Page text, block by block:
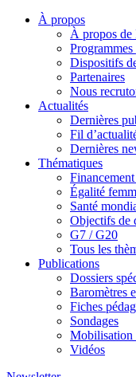
À propos
À propos de
Programmes
Dispositifs
Partenaires
Nous
Actualités
Dernières
Fil
Dernières
Thématiques
Égalité
Santé
Objectifs de
G7 / G20
Tous les
Publications
Dossiers
Baromètres
Fiches
Sondages
Mobilisation
Vidéos